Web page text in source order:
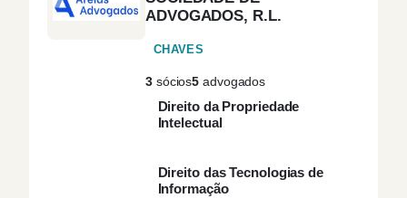
ADVOGADOS, R.L.
CHAVES
3sócios5 advogados
Direito da Propriedade
Intelectual
Direito das Tecnologias de
Informação